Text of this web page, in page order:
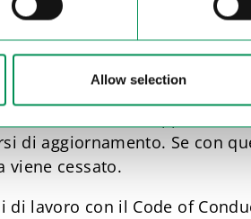
Allow selection
recano, con o senza
Tra l’altro, la Dosenbach
tecnica come TÜV
di aggiornamento. Se con
cessato.
di lavoro con il Code of